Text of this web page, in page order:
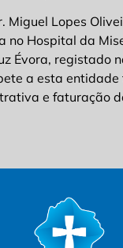
Miguel Lopes
no Hospital da
Évora, registado
a esta
e faturação